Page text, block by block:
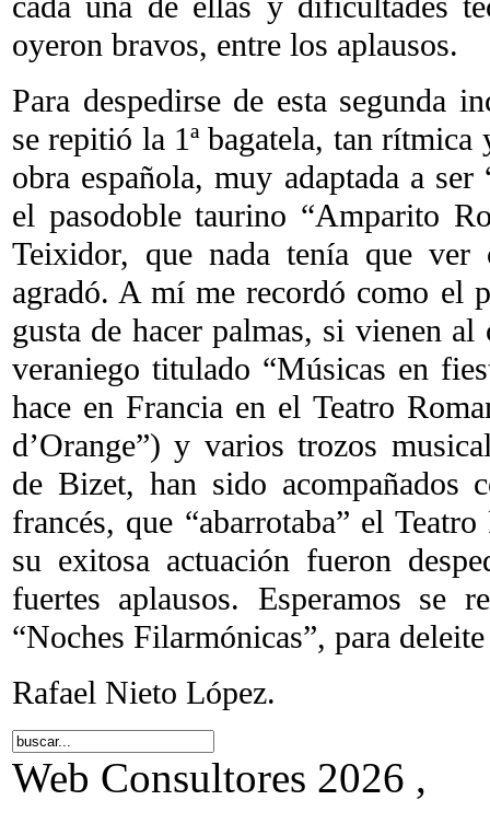
oyeron bravos, entre los aplausos.
Para despedirse de esta segunda
se repitió la 1ª bagatela, tan rítmica
obra española, muy adaptada a
el pasodoble taurino “Amparito
Teixidor, que nada tenía que
agradó. A mí me recordó como el
gusta de hacer palmas, si vienen
veraniego titulado “Músicas en
hace en Francia en el Teatro
d’Orange”) y varios trozos
de Bizet, han sido acompañados
francés, que “abarrotaba” el
su exitosa actuación fueron
fuertes aplausos. Esperamos se
“Noches Filarmónicas”, para
Rafael Nieto López.
Web Consultores 2026 ,